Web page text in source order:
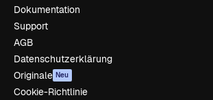
Dokumentation
Support
AGB
Datenschutzerklärung
Originale Neu
Cookie-Richtlinie